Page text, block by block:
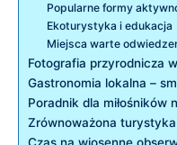
Popularne formy
Ekoturystyka⁤ i edukacja
Miejsca warte
Fotografia przyrodnicza
Gastronomia lokalna ⁤–
Poradnik dla miłośników⁣
Zrównoważona